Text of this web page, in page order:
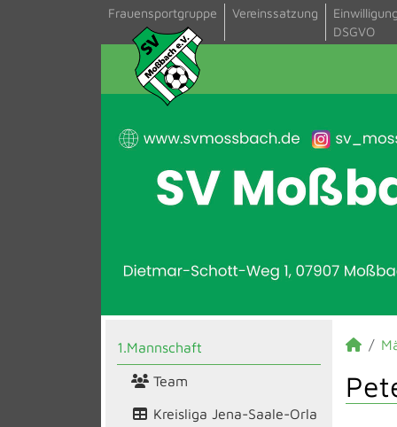
Frauensportgruppe Vereinssatzung
DSGVO
1.Mannschaft
Team
Kreisliga Jena-Saale-Orla